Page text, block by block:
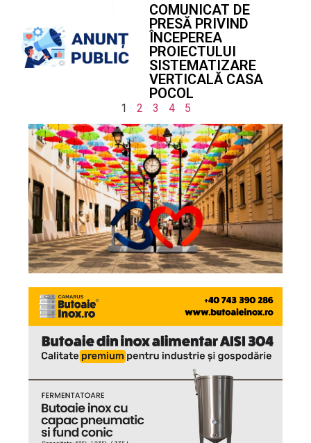
COMUNICAT DE
PRESĂ PRIVIND
ÎNCEPEREA
PROIECTULUI
SISTEMATIZARE
VERTICALĂ CASA
POCOL
1 2 3 4 5